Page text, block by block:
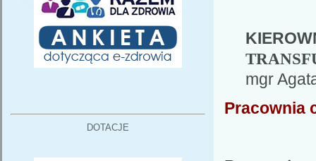
DOTACJE
mgr
Pracownia